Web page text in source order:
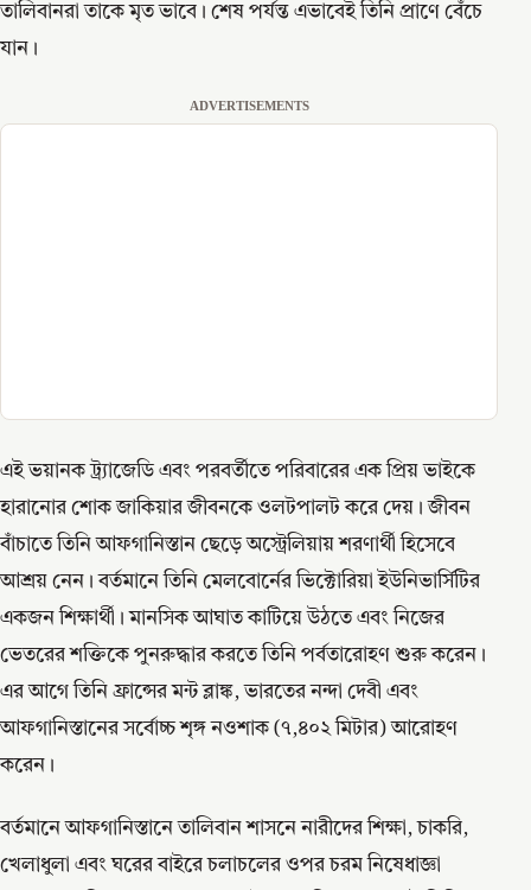
তালিবানরা তাকে মৃত ভাবে। শেষ পর্যন্ত এভাবেই তিনি প্রাণে বেঁচে
যান।
ADVERTISEMENTS
এই ভয়ানক ট্র্যাজেডি এবং পরবর্তীতে পরিবারের এক প্রিয় ভাইকে
হারানোর শোক জাকিয়ার জীবনকে ওলটপালট করে দেয়। জীবন
বাঁচাতে তিনি আফগানিস্তান ছেড়ে অস্ট্রেলিয়ায় শরণার্থী হিসেবে
আশ্রয় নেন। বর্তমানে তিনি মেলবোর্নের ভিক্টোরিয়া ইউনিভার্সিটির
একজন শিক্ষার্থী। মানসিক আঘাত কাটিয়ে উঠতে এবং নিজের
ভেতরের শক্তিকে পুনরুদ্ধার করতে তিনি পর্বতারোহণ শুরু করেন।
এর আগে তিনি ফ্রান্সের মন্ট ব্লাঙ্ক, ভারতের নন্দা দেবী এবং
আফগানিস্তানের সর্বোচ্চ শৃঙ্গ নওশাক (৭,৪০২ মিটার) আরোহণ
করেন।
বর্তমানে আফগানিস্তানে তালিবান শাসনে নারীদের শিক্ষা, চাকরি,
খেলাধুলা এবং ঘরের বাইরে চলাচলের ওপর চরম নিষেধাজ্ঞা